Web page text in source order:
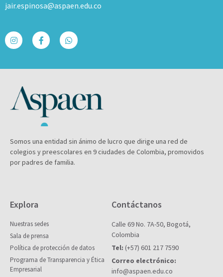
jair.espinosa@aspaen.edu.co
Somos una entidad sin ánimo de lucro que dirige una red de
colegios y preescolares en 9 ciudades de Colombia, promovidos
por padres de familia.
Explora
Nuestras sedes
Sala de prensa
Política de protección de datos
Programa de Transparencia y Ética
Empresarial
Contáctanos
Calle 69 No. 7A-50, Bogotá,
Colombia
Tel: (+57) 601 217 7590
Correo electrónico:
info@aspaen.edu.co